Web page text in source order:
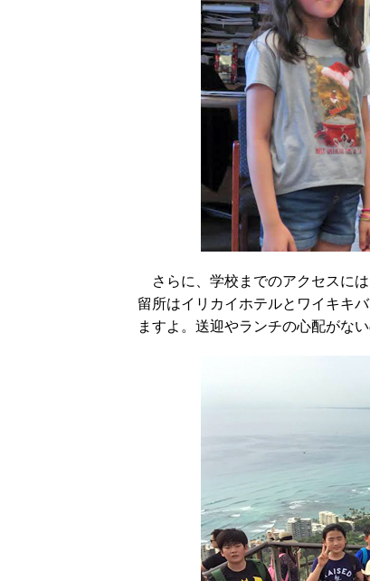
さらに、学校までのアクセスに
留所はイリカイホテルとワイキキ
ますよ。送迎やランチの心配がない